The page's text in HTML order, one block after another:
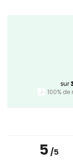
sur
100%
5 /5